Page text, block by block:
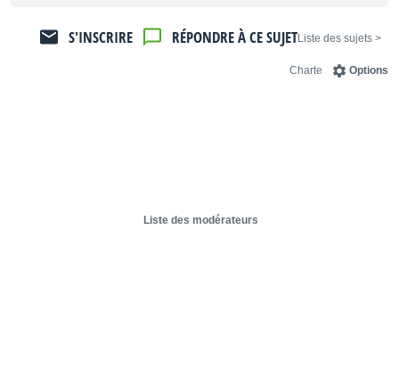
< Liste des sujets
RÉPONDRE À CE SUJET
S'INSCRIRE
Options
Charte
Liste des modérateurs